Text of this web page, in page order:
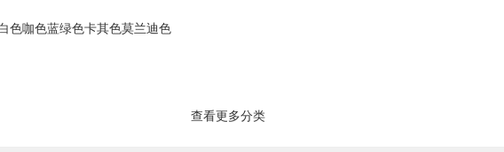
色咖色蓝绿色卡其色莫兰迪色
查看更多分类